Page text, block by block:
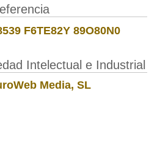
F6TE82Y 89O80N0
Intelectual e Industrial
Media, SL